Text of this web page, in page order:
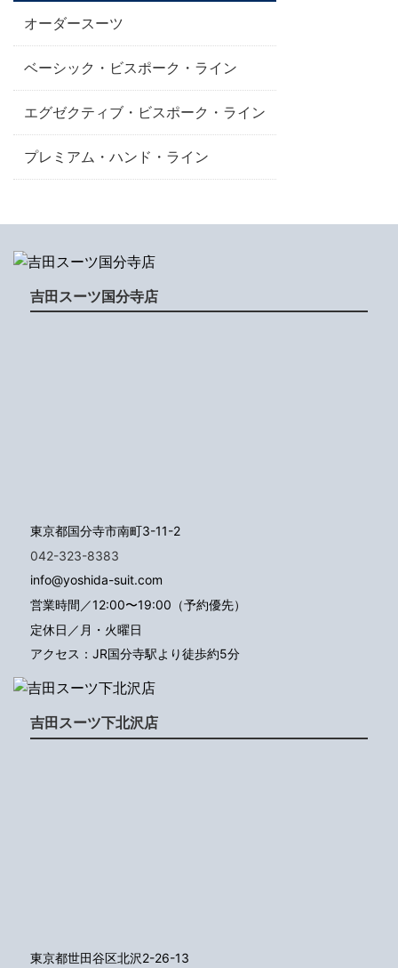
オーダースーツ
ベーシック・ビスポーク・ライン
エグゼクティブ・ビスポーク・ライン
プレミアム・ハンド・ライン
吉田スーツ国分寺店
東京都国分寺市南町3-11-2
042-323-8383
info@yoshida-suit.com
営業時間／12:00〜19:00（予約優先）
定休日／月・火曜日
アクセス：JR国分寺駅より徒歩約5分
吉田スーツ下北沢店
東京都世田谷区北沢2-26-13